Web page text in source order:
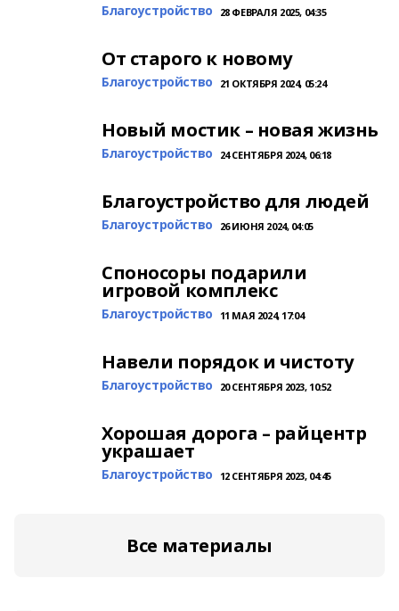
Благоустройство 28 ФЕВРАЛЯ 2025, 04:35
От старого к новому
Благоустройство 21 ОКТЯБРЯ 2024, 05:24
Новый мостик – новая жизнь
Благоустройство 24 СЕНТЯБРЯ 2024, 06:18
Благоустройство для людей
Благоустройство 26 ИЮНЯ 2024, 04:05
Споносоры подарили
игровой комплекс
Благоустройство 11 МАЯ 2024, 17:04
Навели порядок и чистоту
Благоустройство 20 СЕНТЯБРЯ 2023, 10:52
Хорошая дорога – райцентр
украшает
Благоустройство 12 СЕНТЯБРЯ 2023, 04:45
Все материалы